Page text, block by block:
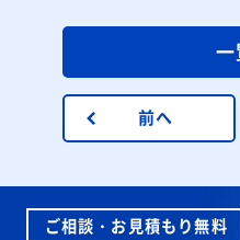
前へ
ご相談・お見積もり無料